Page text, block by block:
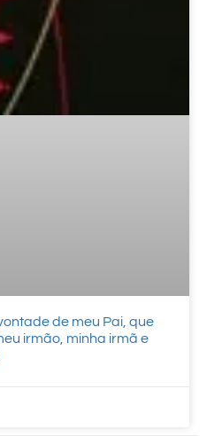
de meu Pai, que
irmão, minha irmã e